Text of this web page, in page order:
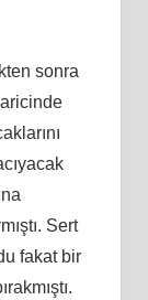
sonra
Sert
fakat bir